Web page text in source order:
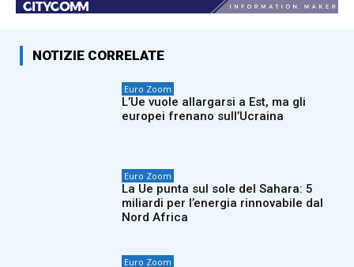
NOTIZIE CORRELATE
Euro Zoom
L’Ue vuole allargarsi a Est, ma gli
europei frenano sull’Ucraina
Euro Zoom
La Ue punta sul sole del Sahara: 5
miliardi per l’energia rinnovabile dal
Nord Africa
Euro Zoom